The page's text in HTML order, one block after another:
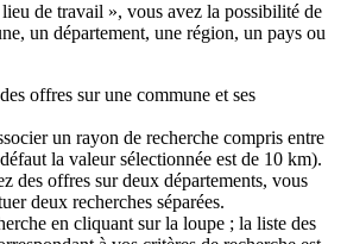
de travail », vous avez la possibilité de
un département, une région, un pays ou
offres sur une commune et ses
un rayon de recherche compris entre
la valeur sélectionnée est de 10 km).
des offres sur deux départements, vous
deux recherches séparées.
en cliquant sur la loupe ; la liste des